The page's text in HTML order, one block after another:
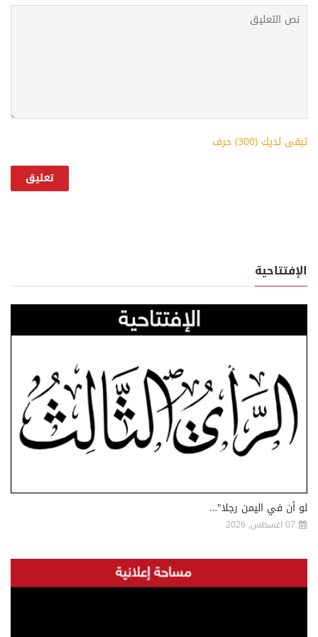
تبقى لديك (300) حرف
الإفتتاحية
لو أن في اليمن رجلا"…
07 اغسطس, 2026